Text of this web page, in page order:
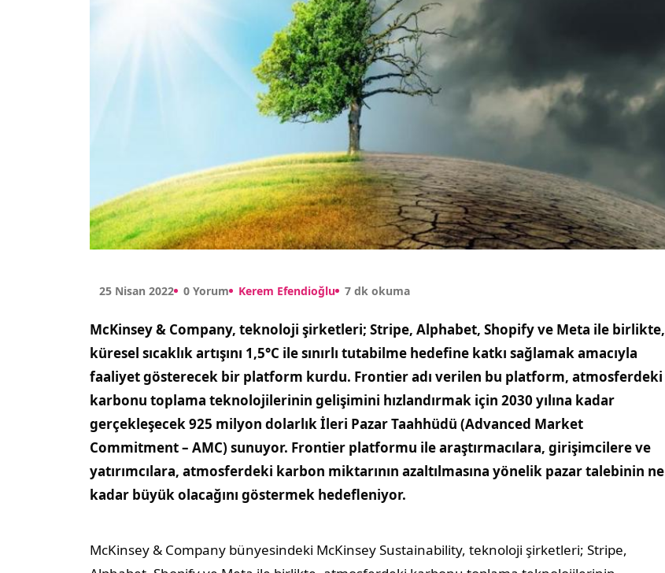
25 Nisan 2022 0 Yorum Kerem Efendioğlu 7 dk okuma
McKinsey & Company, teknoloji şirketleri; Stripe, Alphabet, Shopify ve Meta ile birlikte,
küresel sıcaklık artışını 1,5°C ile sınırlı tutabilme hedefine katkı sağlamak amacıyla
faaliyet gösterecek bir platform kurdu. Frontier adı verilen bu platform, atmosferdeki
karbonu toplama teknolojilerinin gelişimini hızlandırmak için 2030 yılına kadar
gerçekleşecek 925 milyon dolarlık İleri Pazar Taahhüdü (Advanced Market
Commitment – AMC) sunuyor. Frontier platformu ile araştırmacılara, girişimcilere ve
yatırımcılara, atmosferdeki karbon miktarının azaltılmasına yönelik pazar talebinin ne
kadar büyük olacağını göstermek hedefleniyor.
McKinsey & Company bünyesindeki McKinsey Sustainability, teknoloji şirketleri; Stripe,